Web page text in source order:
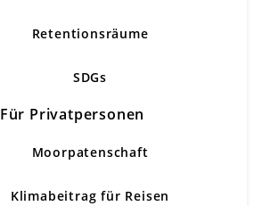
Retentionsräume
SDGs
Für Privatpersonen
Moorpatenschaft
Klimabeitrag für Reisen